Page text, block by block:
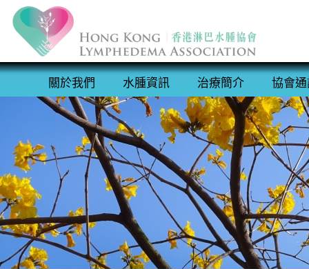
關於我們 水腫資訊 治療簡介 協會通